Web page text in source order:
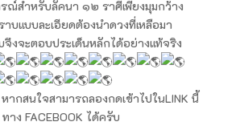
ณ์สำหรับลัคนา ๑๒ ราศีเพียงมุมกว้าง
บแบบละเอียดต้องนำดวงที่เหลือมา
งจะตอบประเด็นหลักได้อย่างแท้จริง
ากสนใจสามารถลองกดเข้าไปในLINK นี้
าง FACEBOOK ได้ครับ